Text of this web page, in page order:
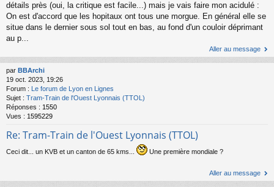
détails près (oui, la critique est facile...) mais je vais faire mon acidulé :
On est d'accord que les hopitaux ont tous une morgue. En général elle se
situe dans le dernier sous sol tout en bas, au fond d'un couloir déprimant
au p...
Aller au message
par BBArchi
19 oct. 2023, 19:26
Forum : Le forum de Lyon en Lignes
Sujet : Tram-Train de l'Ouest Lyonnais (TTOL)
Réponses : 1550
Vues : 1595229
Re: Tram-Train de l'Ouest Lyonnais (TTOL)
Ceci dit... un KVB et un canton de 65 kms... Une première mondiale ?
Aller au message